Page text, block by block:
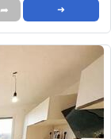
➦ ➜